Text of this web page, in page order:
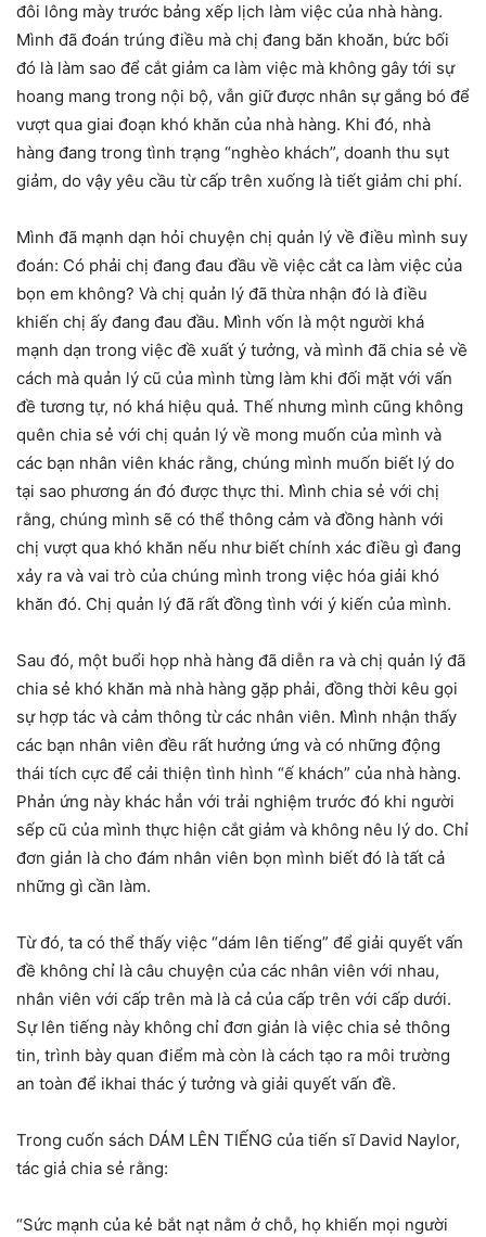
đôi lông mày trước bảng xếp lịch làm việc của nhà hàng.
Mình đã đoán trúng điều mà chị đang băn khoăn, bức bối
đó là làm sao để cắt giảm ca làm việc mà không gây tới sự
hoang mang trong nội bộ, vẫn giữ được nhân sự gắng bó để
vượt qua giai đoạn khó khăn của nhà hàng. Khi đó, nhà
hàng đang trong tình trạng “nghèo khách”, doanh thu sụt
giảm, do vậy yêu cầu từ cấp trên xuống là tiết giảm chi phí.
Mình đã mạnh dạn hỏi chuyện chị quản lý về điều mình suy
đoán: Có phải chị đang đau đầu về việc cắt ca làm việc của
bọn em không? Và chị quản lý đã thừa nhận đó là điều
khiến chị ấy đang đau đầu. Mình vốn là một người khá
mạnh dạn trong việc đề xuất ý tưởng, và mình đã chia sẻ về
cách mà quản lý cũ của mình từng làm khi đối mặt với vấn
đề tương tự, nó khá hiệu quả. Thế nhưng mình cũng không
quên chia sẻ với chị quản lý về mong muốn của mình và
các bạn nhân viên khác rằng, chúng mình muốn biết lý do
tại sao phương án đó được thực thi. Mình chia sẻ với chị
rằng, chúng mình sẽ có thể thông cảm và đồng hành với
chị vượt qua khó khăn nếu như biết chính xác điều gì đang
xảy ra và vai trò của chúng mình trong việc hóa giải khó
khăn đó. Chị quản lý đã rất đồng tình với ý kiến của mình.
Sau đó, một buổi họp nhà hàng đã diễn ra và chị quản lý đã
chia sẻ khó khăn mà nhà hàng gặp phải, đồng thời kêu gọi
sự hợp tác và cảm thông từ các nhân viên. Mình nhận thấy
các bạn nhân viên đều rất hưởng ứng và có những động
thái tích cực để cải thiện tình hình “ế khách” của nhà hàng.
Phản ứng này khác hẳn với trải nghiệm trước đó khi người
sếp cũ của mình thực hiện cắt giảm và không nêu lý do. Chỉ
đơn giản là cho đám nhân viên bọn mình biết đó là tất cả
những gì cần làm.
Từ đó, ta có thể thấy việc “dám lên tiếng” để giải quyết vấn
đề không chỉ là câu chuyện của các nhân viên với nhau,
nhân viên với cấp trên mà là cả của cấp trên với cấp dưới.
Sự lên tiếng này không chỉ đơn giản là việc chia sẻ thông
tin, trình bày quan điểm mà còn là cách tạo ra môi trường
an toàn để ikhai thác ý tưởng và giải quyết vấn đề.
Trong cuốn sách DÁM LÊN TIẾNG của tiến sĩ David Naylor,
tác giả chia sẻ rằng:
“Sức mạnh của kẻ bắt nạt nằm ở chỗ, họ khiến mọi người